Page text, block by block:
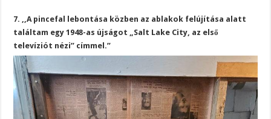
7. ,,A pincefal lebontása közben az ablakok felújítása alatt
találtam egy 1948-as újságot „Salt Lake City, az első
televíziót nézi” címmel.”